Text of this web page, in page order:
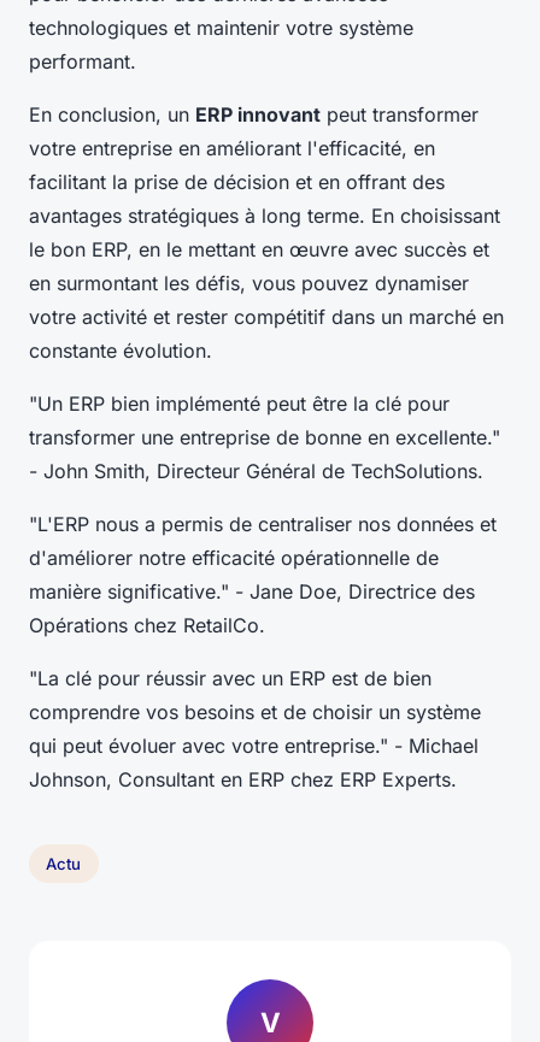
technologiques et maintenir votre système
performant.
En conclusion, un ERP innovant peut transformer
votre entreprise en améliorant l'efficacité, en
facilitant la prise de décision et en offrant des
avantages stratégiques à long terme. En choisissant
le bon ERP, en le mettant en œuvre avec succès et
en surmontant les défis, vous pouvez dynamiser
votre activité et rester compétitif dans un marché en
constante évolution.
"Un ERP bien implémenté peut être la clé pour
transformer une entreprise de bonne en excellente."
- John Smith, Directeur Général de TechSolutions.
"L'ERP nous a permis de centraliser nos données et
d'améliorer notre efficacité opérationnelle de
manière significative." - Jane Doe, Directrice des
Opérations chez RetailCo.
"La clé pour réussir avec un ERP est de bien
comprendre vos besoins et de choisir un système
qui peut évoluer avec votre entreprise." - Michael
Johnson, Consultant en ERP chez ERP Experts.
Actu
V